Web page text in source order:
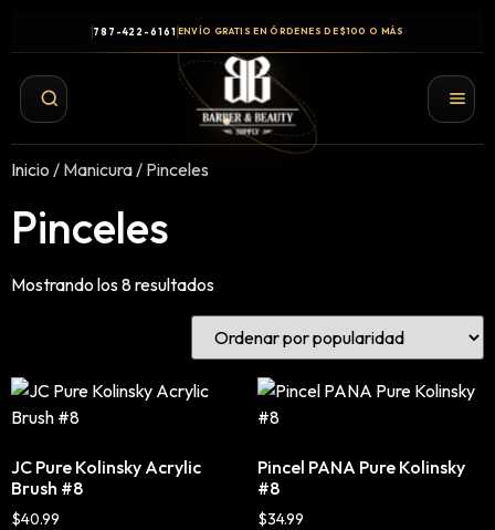
787-422-6161 ENVÍO GRATIS EN ÓRDENES DE $100 O MÁS
Shampoo y Conditioner
Hair Spray
Inicio / Manicura/ Pinceles
Pinceles
Mostrando los 8 resultados
JC Pure Kolinsky Acrylic
Brush #8
$40.99
Pincel PANA Pure Kolinsky
#8
$34.99